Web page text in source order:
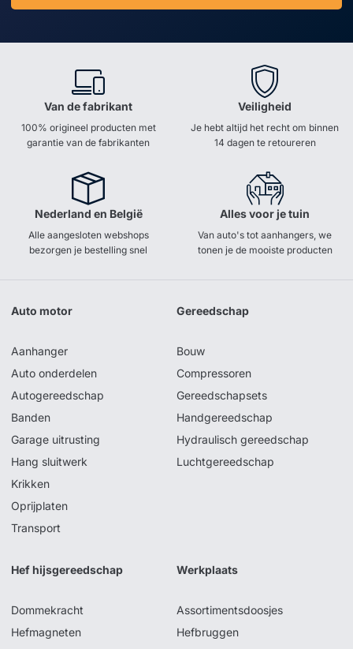
Van de fabrikant
100% origineel producten met
garantie van de fabrikanten
Veiligheid
Je hebt altijd het recht om binnen
14 dagen te retoureren
Nederland en België
Alle aangesloten webshops
bezorgen je bestelling snel
Alles voor je tuin
Van auto's tot aanhangers, we
tonen je de mooiste producten
Auto motor
Aanhanger
Auto onderdelen
Autogereedschap
Banden
Garage uitrusting
Hang sluitwerk
Krikken
Oprijplaten
Transport
Gereedschap
Bouw
Compressoren
Gereedschapsets
Handgereedschap
Hydraulisch gereedschap
Luchtgereedschap
Hef hijsgereedschap
Dommekracht
Hefmagneten
Werkplaats
Assortimentsdoosjes
Hefbruggen